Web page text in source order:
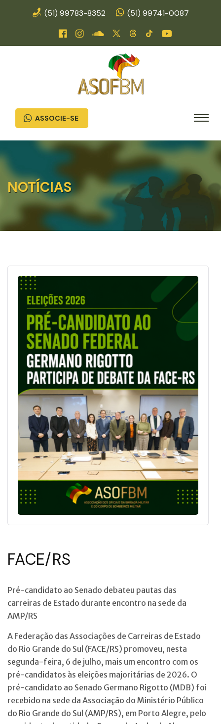
(51) 99783-8352 (51) 99741-0087
ASSOCIE-SE
NOTÍCIAS
FACE/RS
Pré-candidato ao Senado debateu pautas das
carreiras de Estado durante encontro na sede da
AMP/RS
A Federação das Associações de Carreiras de Estado
do Rio Grande do Sul (FACE/RS) promoveu, nesta
segunda-feira, 6 de julho, mais um encontro com os
pré-candidatos às eleições majoritárias de 2026. O
pré-candidato ao Senado Germano Rigotto (MDB) foi
recebido na sede da Associação do Ministério Público
do Rio Grande do Sul (AMP/RS), em Porto Alegre, pelo